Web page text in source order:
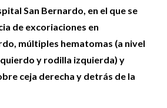
San Bernardo, en el que se
de excoriaciones en
múltiples hematomas (a nivel
y rodilla izquierda) y
ceja derecha y detrás de la